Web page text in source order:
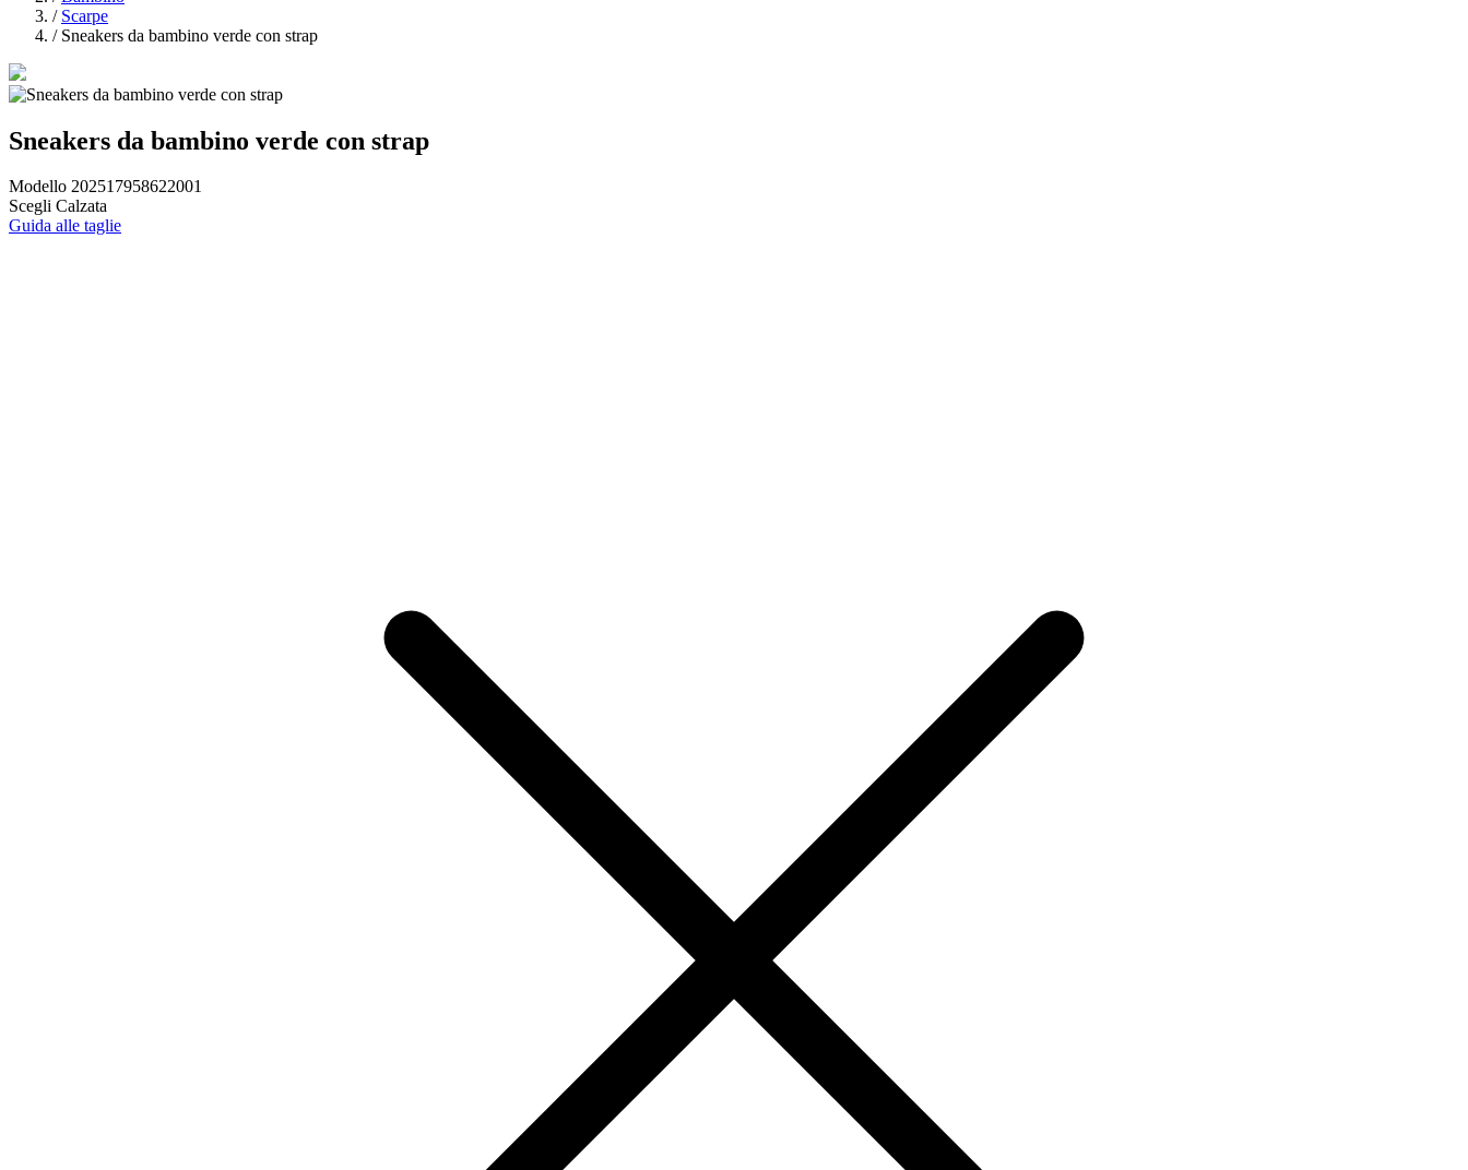
/ Scarpe
/ Sneakers da bambino verde con strap
Sneakers da bambino verde con strap
Modello 202517958622001
Scegli Calzata
Guida alle taglie